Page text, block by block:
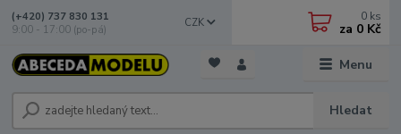
Menu
CZK
Hledat
(+420) 737 830 131
9:00 - 17:00 (po-pá)
0 ks
za 0 Kč